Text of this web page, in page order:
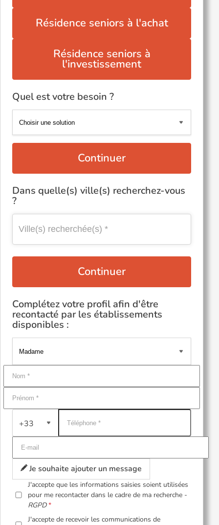
Résidence seniors à l'achat
Résidence seniors à
l'investissement
Quel est votre besoin ?
Continuer
Dans quelle(s) ville(s) recherchez-vous
?
Continuer
Complétez votre profil afin d'être
recontacté par les établissements
disponibles :
+33
Je souhaite ajouter un message
J'accepte que les informations saisies soient utilisées
pour me recontacter dans le cadre de ma recherche -
RGPD
J'accepte de recevoir les communications de